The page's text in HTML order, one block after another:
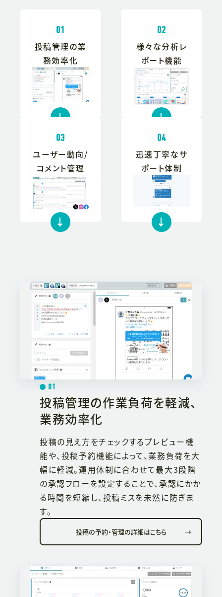
01
投稿管理の業
務効率化
↓
02
様々な分析レ
ポート機能
↓
03
ユーザー動向/
コメント管理
↓
04
迅速丁寧なサ
ポート体制
↓
01
投稿管理の作業負荷を軽減、
業務効率化
投稿の見え方をチェックするプレビュー機
能や、投稿予約機能によって、業務負荷を大
幅に軽減。運用体制に合わせて最大3段階
の承認フローを設定することで、承認にかか
る時間を短縮し、投稿ミスを未然に防ぎま
す。
投稿の予約・管理の詳細はこちら →